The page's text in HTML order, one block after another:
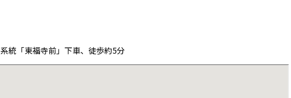
統「東福寺前」下車、徒歩約5分